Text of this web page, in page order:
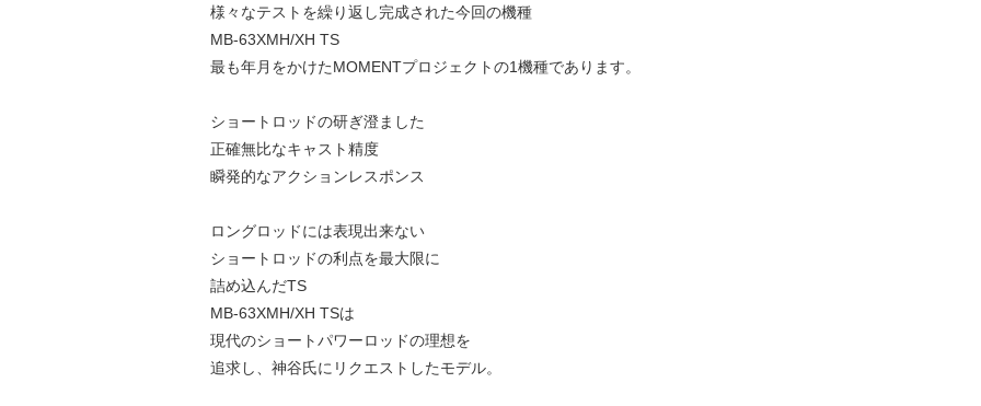
様々なテストを繰り返し完成された今回の機種
MB-63XMH/XH TS
最も年月をかけたMOMENTプロジェクトの1機種であります。
ショートロッドの研ぎ澄ました
正確無比なキャスト精度
瞬発的なアクションレスポンス
ロングロッドには表現出来ない
ショートロッドの利点を最大限に
詰め込んだTS
MB-63XMH/XH TSは
現代のショートパワーロッドの理想を
追求し、神谷氏にリクエストしたモデル。